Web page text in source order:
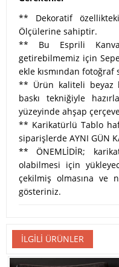
** Dekoratif
Ölçülerine sahiptir.
** Bu Esprili
getirebilmemiz için
ekle kısmından
** Ürün kaliteli beyaz
baskı tekniğiyle
yüzeyinde ahşap
** Karikatürlü Tablo
siparişlerde AYNI GÜN
** ÖNEMLİDİR;
olabilmesi için
çekilmiş olmasına ve
gösteriniz.
İLGILI ÜRÜNLER